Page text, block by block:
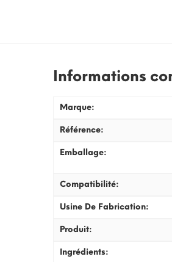
Informations
Marque:
Référence:
Emballage:
Compatibilité:
Usine De Fabrication:
Produit:
Ingrédients: